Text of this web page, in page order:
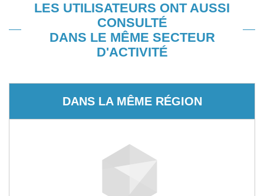
LES UTILISATEURS ONT AUSSI
CONSULTÉ
DANS LE MÊME SECTEUR
D'ACTIVITÉ
DANS LA MÊME RÉGION